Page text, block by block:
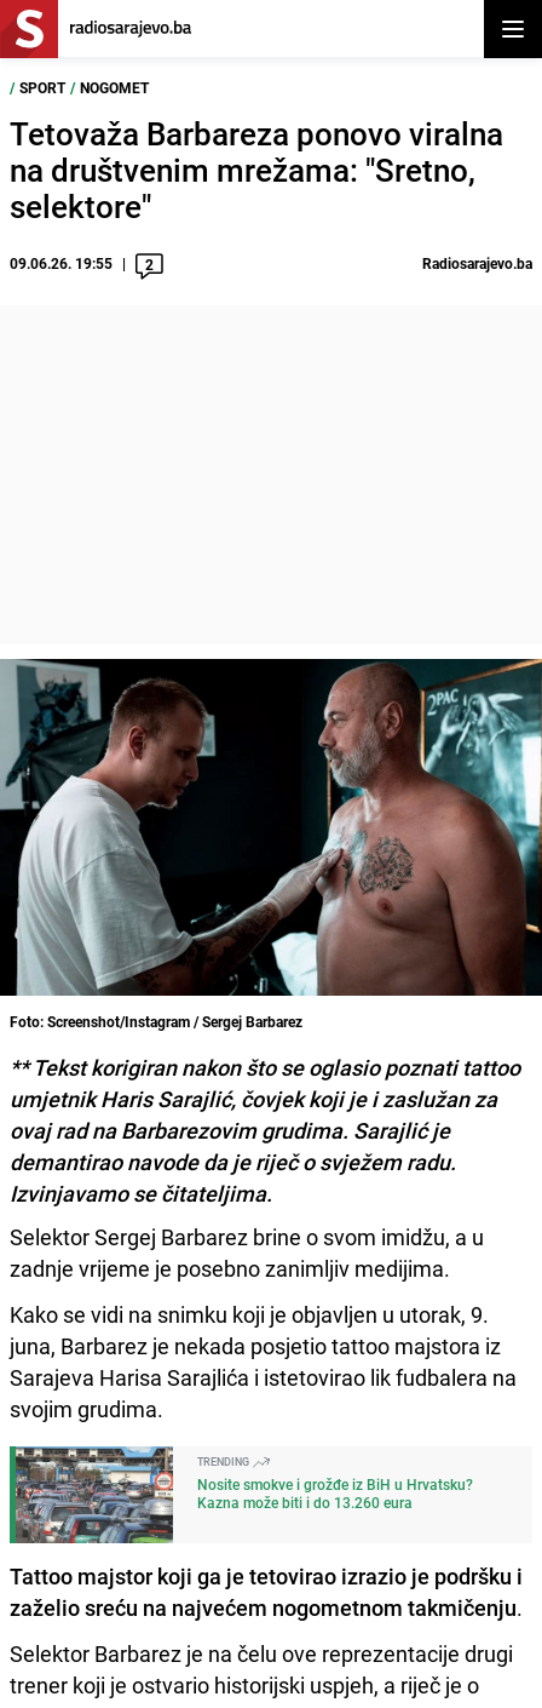
/ SPORT / NOGOMET
Tetovaža Barbareza ponovo viralna
na društvenim mrežama: "Sretno,
selektore"
09.06.26. 19:55 2 Radiosarajevo.ba
Foto: Screenshot/Instagram / Sergej Barbarez
** Tekst korigiran nakon što se oglasio poznati tattoo
umjetnik Haris Sarajlić, čovjek koji je i zaslužan za
ovaj rad na Barbarezovim grudima. Sarajlić je
demantirao navode da je riječ o svježem radu.
Izvinjavamo se čitateljima.
Selektor Sergej Barbarez brine o svom imidžu, a u
zadnje vrijeme je posebno zanimljiv medijima.
Kako se vidi na snimku koji je objavljen u utorak, 9.
juna, Barbarez je nekada posjetio tattoo majstora iz
Sarajeva Harisa Sarajlića i istetovirao lik fudbalera na
svojim grudima.
TRENDING
Nosite smokve i grožđe iz BiH u Hrvatsku?
Kazna može biti i do 13.260 eura
Tattoo majstor koji ga je tetovirao izrazio je podršku i
zaželio sreću na najvećem nogometnom takmičenju.
Selektor Barbarez je na čelu ove reprezentacije drugi
trener koji je ostvario historijski uspjeh, a riječ je o